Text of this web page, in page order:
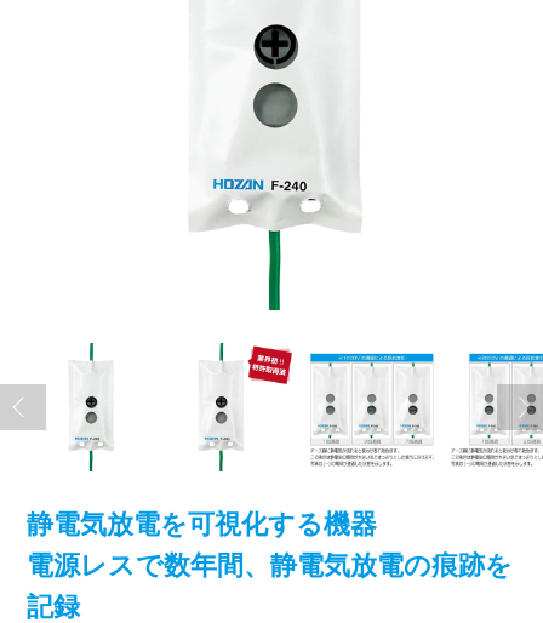
静電気放電を可視化する機器
電源レスで数年間、静電気放電の痕跡を
記録